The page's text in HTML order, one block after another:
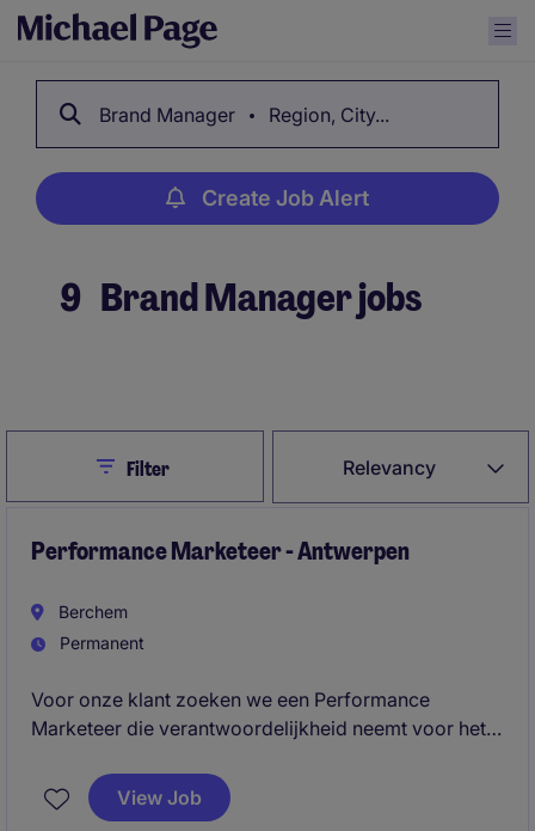
Brand Manager Region, City...
Create Job Alert
9 Brand Manager jobs
Relevancy
CloseFilter
Performance Marketeer - Antwerpen
Berchem
Permanent
Voor onze klant zoeken we een Performance
Marketeer die verantwoordelijkheid neemt voor het
leadgeneratiecampagnes. Je combineert technische
expertise in Google Ads, Meta Ads en tracking met
View Job